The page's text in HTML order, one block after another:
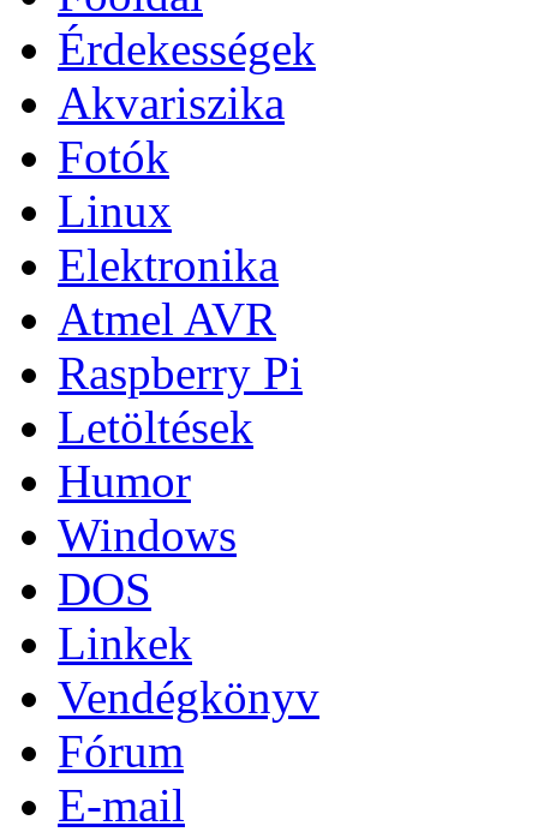
Érdekességek
Akvariszika
Fotók
Linux
Elektronika
Atmel AVR
Raspberry Pi
Letöltések
Humor
Windows
DOS
Linkek
Vendégkönyv
Fórum
E-mail